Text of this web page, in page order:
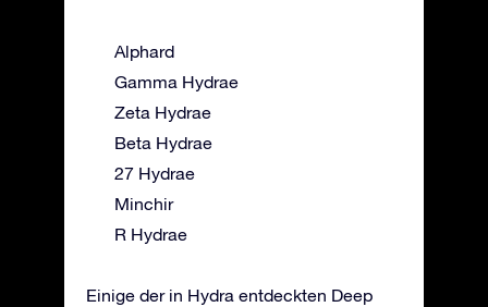
Alphard
Gamma Hydrae
Zeta Hydrae
Beta Hydrae
27 Hydrae
Minchir
R Hydrae
Einige der in Hydra entdeckten Deep